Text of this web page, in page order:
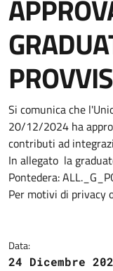
Dettagli
Si comunica che
20/12/2024 ha
contributi ad
In allegato la
Pontedera:
Per motivi di privacy
Data:
24 Dicembre